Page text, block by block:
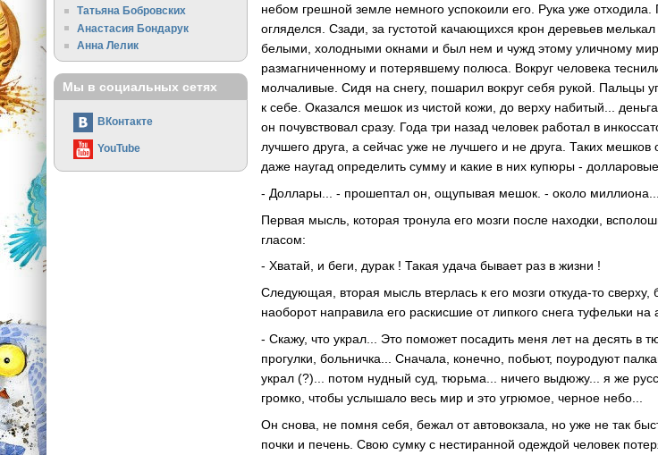
небом грешной земле немного успокоили его. Рука уже
огляделся. Сзади, за густотой качающихся крон деревьев
белыми, холодными окнами и был нем и чужд этому уличному
размагниченному и потерявшему полюса. Вокруг человека
молчаливые. Сидя на снегу, пошарил вокруг себя рукой. Пальцы
к себе. Оказался мешок из чистой кожи, до верху набитый...
он почувствовал сразу. Года три назад человек работал в
лучшего друга, а сейчас уже не лучшего и не друга. Таких
даже наугад определить сумму и какие в них купюры -
- Доллары... - прошептал он, ощупывая мешок. - около
Первая мысль, которая тронула его мозги после находки,
гласом:
- Хватай, и беги, дурак ! Такая удача бывает раз в жизни !
Следующая, вторая мысль втерлась к его мозги откуда-то
наоборот направила его раскисшие от липкого снега туфельки
- Скажу, что украл... Это поможет посадить меня лет на десять в
прогулки, больничка... Сначала, конечно, побьют, поуродуют
украл (?)... потом нудный суд, тюрьма... ничего выдюжу... я же
громко, чтобы услышало весь мир и это угрюмое, черное небо...
Он снова, не помня себя, бежал от автовокзала, но уже не так
почки и печень. Свою сумку с нестиранной одеждой человек
Татьяна Бобровских
Анастасия Бондарук
Анна Лелик
Мы в социальных сетях
ВКонтакте
YouTube